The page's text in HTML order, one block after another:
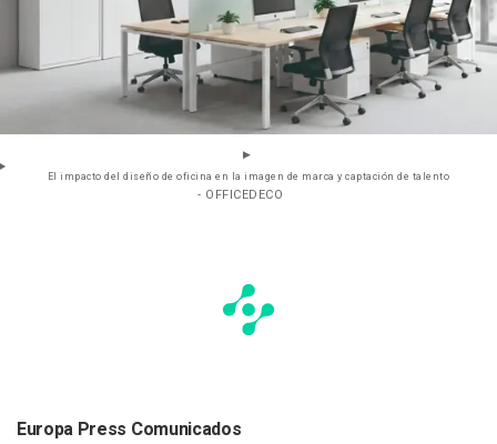
El impacto del diseño de oficina en la imagen de marca y captación de talento
- OFFICEDECO
Europa Press Comunicados